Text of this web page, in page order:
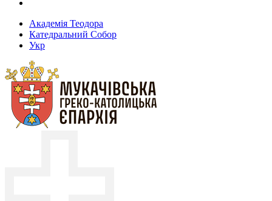
Академія Теодора
Катедральний Собор
Укр